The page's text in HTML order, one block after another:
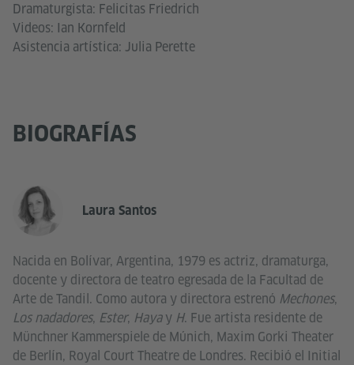
Dramaturgista: Felicitas Friedrich
Videos: Ian Kornfeld
Asistencia artística: Julia Perette
BIOGRAFÍAS
Laura Santos
Nacida en Bolívar, Argentina, 1979 es actriz, dramaturga,
docente y directora de teatro egresada de la Facultad de
Arte de Tandil. Como autora y directora estrenó Mechones,
Los nadadores, Ester, Hayay H. Fue artista residente de
Münchner Kammerspiele de Múnich, Maxim Gorki Theater
de Berlín, Royal Court Theatre de Londres. Recibió el Initial